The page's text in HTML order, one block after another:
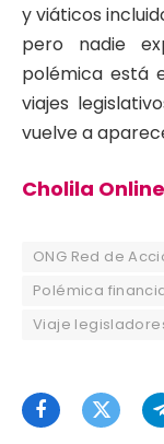
y viáticos
pero nadie
polémica está
viajes
vuelve a
Cholila Online
ONG Red de
Polémica
Viaje
FacebookTwitter